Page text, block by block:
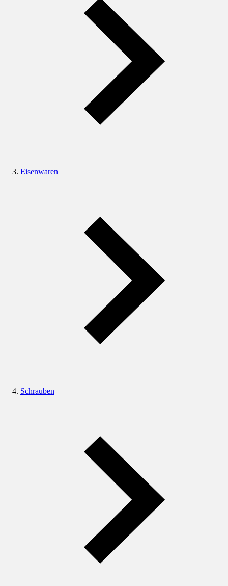
Eisenwaren
Schrauben